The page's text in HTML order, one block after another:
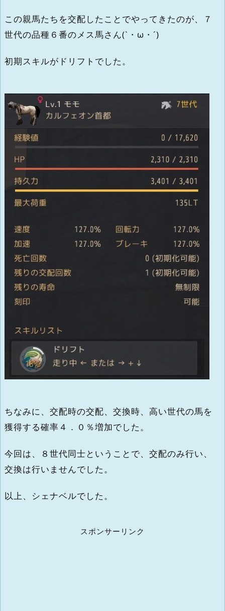
この親馬たちを交配したことでやってきたのが、７
世代の品種６番のメス馬さん(`・ω・´)
初期スキルがドリフトでした。
ちなみに、交配時の交配、交換時、高い世代の馬を
獲得する確率４．０％増加でした。
今回は、８世代同士ということで、交配のみ行い、
交換は行いませんでした。
以上、シェナベルでした。
スポンサーリンク